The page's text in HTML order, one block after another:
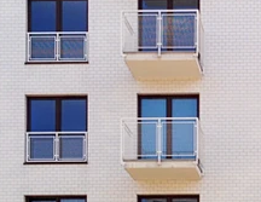
Aguas vía de hecho
Transparencia